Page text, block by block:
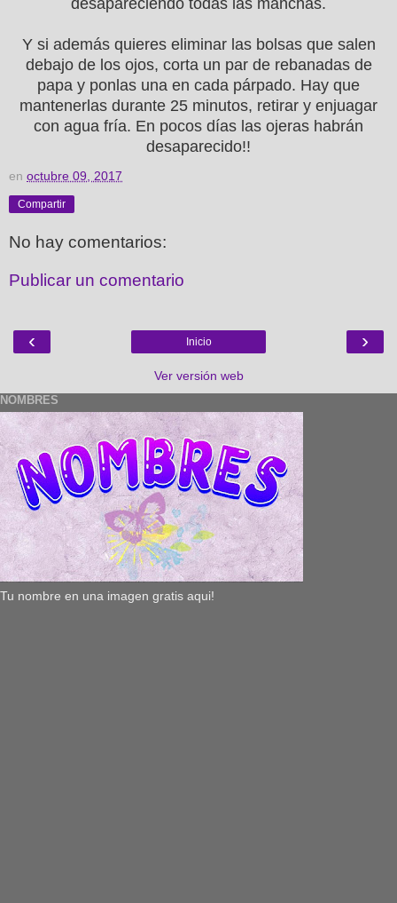
desapareciendo todas las manchas.
Y si además quieres eliminar las bolsas que salen
debajo de los ojos, corta un par de rebanadas de
papa y ponlas una en cada párpado. Hay que
mantenerlas durante 25 minutos, retirar y enjuagar
con agua fría. En pocos días las ojeras habrán
desaparecido!!
en octubre 09, 2017
Compartir
No hay comentarios:
Publicar un comentario
‹ ›
Inicio
Ver versión web
NOMBRES
Tu nombre en una imagen gratis aqui!